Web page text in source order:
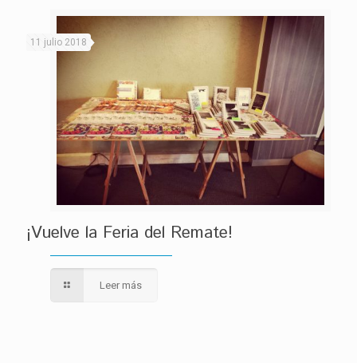
11 julio 2018
¡Vuelve la Feria del Remate!
Leer más